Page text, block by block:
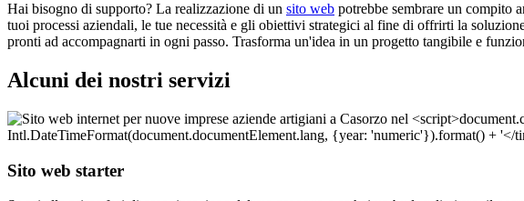
Hai bisogno di supporto? La realizzazione di un sito web potrebbe sembrare un compito
tuoi processi aziendali, le tue necessità e gli obiettivi strategici al fine di offrirti la
pronti ad accompagnarti in ogni passo. Trasforma un'idea in un progetto tangibile e
Alcuni dei nostri servizi
Sito web starter